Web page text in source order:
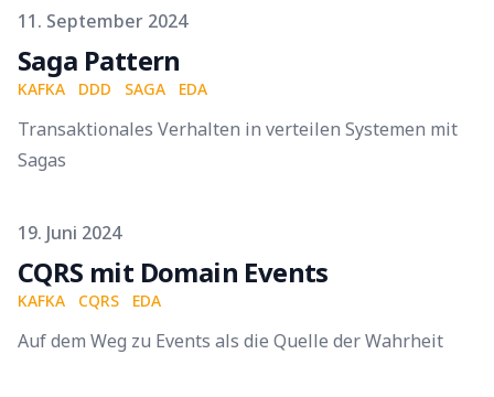
Published on
11. September 2024
Saga Pattern
KAFKA DDD SAGA EDA
Transaktionales Verhalten in verteilen Systemen mit
Sagas
Published on
19. Juni 2024
CQRS mit Domain Events
KAFKA CQRS EDA
Auf dem Weg zu Events als die Quelle der Wahrheit